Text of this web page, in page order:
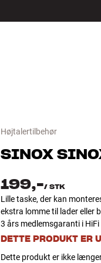
Højtalertilbehør
SINOX
199,-/ STK
Lille taske, der kan
ekstra lomme til lader eller
3 års medlemsgaranti i HiFi
DETTE PRODUKT ER
Dette produkt er ikke